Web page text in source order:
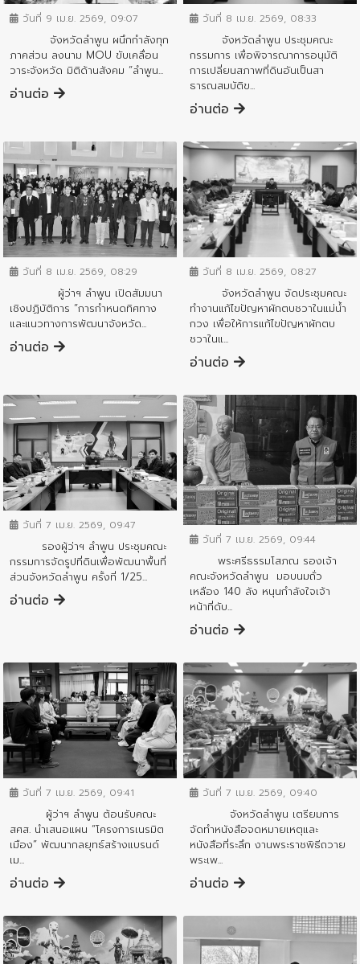
วันที่ 9 เม.ย. 2569, 09:07
จังหวัดลำพูน ผนึกกำลังทุก
ภาคส่วน ลงนาม MOU ขับเคลื่อน
วาระจังหวัด มิติด้านสังคม “ลำพูน...
อ่านต่อ
วันที่ 8 เม.ย. 2569, 08:33
จังหวัดลำพูน ประชุมคณะ
กรรมการ เพื่อพิจารณาการอนุมัติ
การเปลี่ยนสภาพที่ดินอันเป็นสา
ธารณสมบัติข...
อ่านต่อ
ข่าวสารจังหวัด
วันที่ 8 เม.ย. 2569, 08:29
ผู้ว่าฯ ลำพูน เปิดสัมมนา
เชิงปฏิบัติการ “การกำหนดทิศทาง
และแนวทางการพัฒนาจังหวัด...
อ่านต่อ
ข่าวสารจังหวัด
วันที่ 8 เม.ย. 2569, 08:27
จังหวัดลำพูน จัดประชุมคณะ
ทำงานแก้ไขปัญหาผักตบชวาในแม่น้ำ
กวง เพื่อให้การแก้ไขปัญหาผักตบ
ชวาในแ...
อ่านต่อ
ข่าวสารจังหวัด
วันที่ 7 เม.ย. 2569, 09:47
รองผู้ว่าฯ ลำพูน ประชุมคณะ
กรรมการจัดรูปที่ดินเพื่อพัฒนาพื้นที่
ส่วนจังหวัดลำพูน ครั้งที่ 1/25...
อ่านต่อ
ข่าวสารจังหวัด
วันที่ 7 เม.ย. 2569, 09:44
พระศรีธรรมโสภณ รองเจ้า
คณะจังหวัดลำพูน มอบนมถั่ว
เหลือง 140 ลัง หนุนกำลังใจเจ้า
หน้าที่ดับ...
อ่านต่อ
ข่าวสารจังหวัด
วันที่ 7 เม.ย. 2569, 09:41
ผู้ว่าฯ ลำพูน ต้อนรับคณะ
สศส. นำเสนอแผน “โครงการเนรมิต
เมือง” พัฒนากลยุทธ์สร้างแบรนด์
เม...
อ่านต่อ
ข่าวสารจังหวัด
วันที่ 7 เม.ย. 2569, 09:40
จังหวัดลำพูน เตรียมการ
จัดทำหนังสือจดหมายเหตุและ
หนังสือที่ระลึก งานพระราชพิธีถวาย
พระเพ...
อ่านต่อ